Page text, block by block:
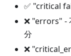
✅ "critical
❌ "errors" -
分
❌